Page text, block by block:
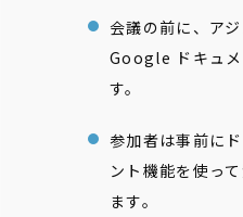
会議の前に、ア
Google ドキュメ
す。
参加者は事前に
ント機能を使っ
ます。